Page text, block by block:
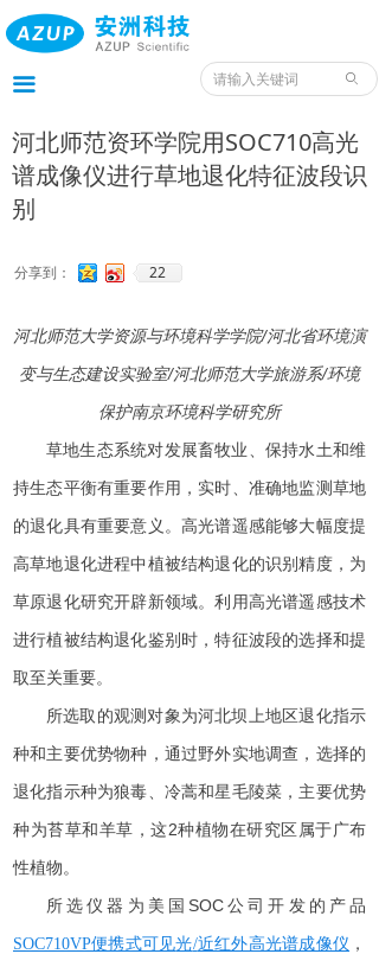
끀
首页
产品
服务
应用
服务预约入口
ꄙ
河北师范资环学院用SOC710高光
谱成像仪进行草地退化特征波段识
别
河北师范大学资源与环境科学学院/河北省环境演
变与生态建设实验室/河北师范大学旅游系/环境
保护南京环境科学研究所
草地生态系统对发展畜牧业、保持水土和维
持生态平衡有重要作用，实时、准确地监测草地
的退化具有重要意义。高光谱遥感能够大幅度提
高草地退化进程中植被结构退化的识别精度，为
草原退化研究开辟新领域。利用高光谱遥感技术
进行植被结构退化鉴别时，特征波段的选择和提
取至关重要。
所选取的观测对象为河北坝上地区退化指示
种和主要优势物种，通过野外实地调查，选择的
退化指示种为狼毒、冷蒿和星毛陵菜，主要优势
种为苔草和羊草， 这2种植物在研究区属于广布
性植物。
所选仪器为美 国 SOC公司开发的产品
SOC710VP便携式可见光/近红外高光谱成像仪 ，
分享到： 22